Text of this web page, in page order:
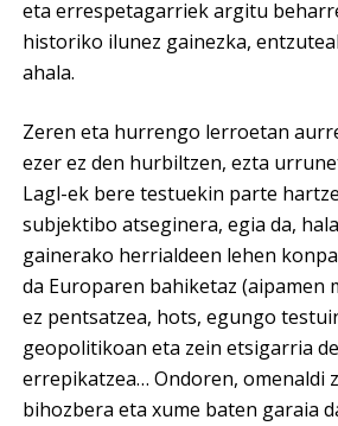
eta errespetagarriek argitu
historiko ilunez gainezka,
ahala.
Zeren eta hurrengo lerroetan
ezer ez den hurbiltzen, ezta
Lagl-ek bere testuekin parte
subjektibo atseginera, egia da,
gainerako herrialdeen lehen
da Europaren bahiketaz (aipamen
ez pentsatzea, hots, egungo
geopolitikoan eta zein etsigarria
errepikatzea… Ondoren, omenaldi
bihozbera eta xume baten garaia